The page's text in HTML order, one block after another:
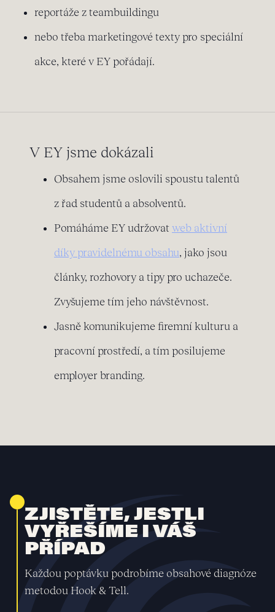
reportáže z teambuildingu
nebo třeba marketingové texty pro speciální
akce, které v EY pořádají.
V EY jsme dokázali
Obsahem jsme oslovili spoustu talentů
z řad studentů a absolventů.
Pomáháme EY udržovat web aktivní
díky pravidelnému obsahu, jako jsou
články, rozhovory a tipy pro uchazeče.
Zvyšujeme tím jeho návštěvnost.
Jasně komunikujeme firemní kulturu a
pracovní prostředí, a tím posilujeme
employer branding.
ZJISTĚTE, JESTLI
VYŘEŠÍME I VÁŠ
PŘÍPAD
Každou poptávku podrobíme obsahové diagnóze
metodou Hook & Tell.